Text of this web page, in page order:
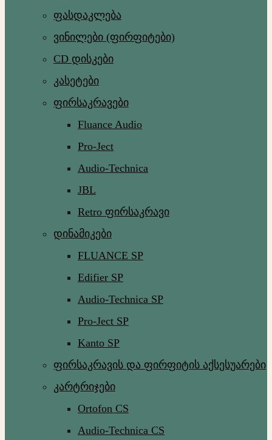
ფასდაკლება
ვინილები (ფირფიტები)
CD დისკები
კასეტები
ფირსაკრავები
Fluance Audio
Pro-Ject
Audio-Technica
JBL
Retro ფირსაკრავი
დინამიკები
FLUANCE SP
Edifier SP
Audio-Technica SP
Pro-Ject SP
Kanto SP
ფირსაკრავის და ფირფიტის აქსესუარები
კარტრიჯები
Ortofon CS
Audio-Technica CS